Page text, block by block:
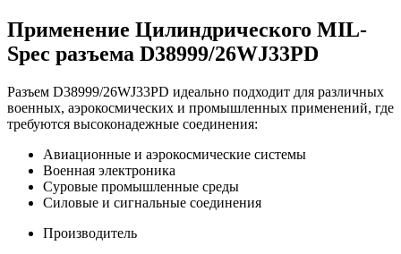
Применение Цилиндрического MIL-
Spec разъема D38999/26WJ33PD
Разъем D38999/26WJ33PD идеально подходит для различных
военных, аэрокосмических и промышленных применений, где
требуются высоконадежные соединения:
Авиационные и аэрокосмические системы
Военная электроника
Суровые промышленные среды
Силовые и сигнальные соединения
Производитель